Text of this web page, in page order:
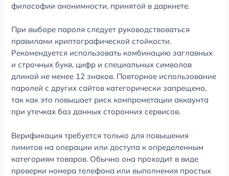
философии анонимности, принятой в даркнете.
При выборе пароля следует руководствоваться
правилами криптографической стойкости.
Рекомендуется использовать комбинацию заглавных
и строчных букв, цифр и специальных символов
длиной не менее 12 знаков. Повторное использование
паролей с других сайтов категорически запрещено,
так как это повышает риск компрометации аккаунта
при утечках баз данных сторонних сервисов.
Верификация требуется только для повышения
лимитов на операции или доступа к определенным
категориям товаров. Обычно она проходит в виде
проверки номера телефона или выполнения простых